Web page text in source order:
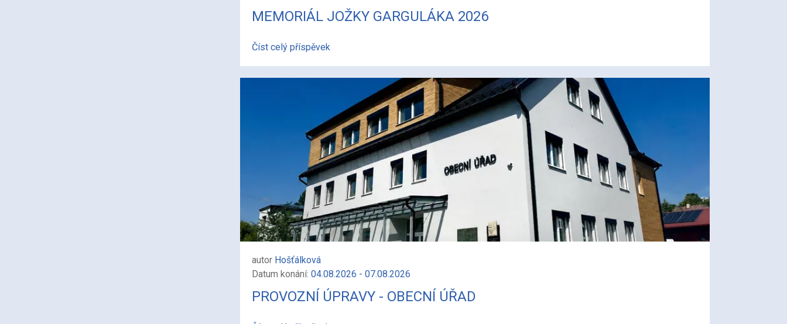
MEMORIÁL JOŽKY GARGULÁKA 2026
Číst celý příspěvek
autor Hošťálková
Datum konání: 04.08.2026 - 07.08.2026
PROVOZNÍ ÚPRAVY - OBECNÍ ÚŘAD